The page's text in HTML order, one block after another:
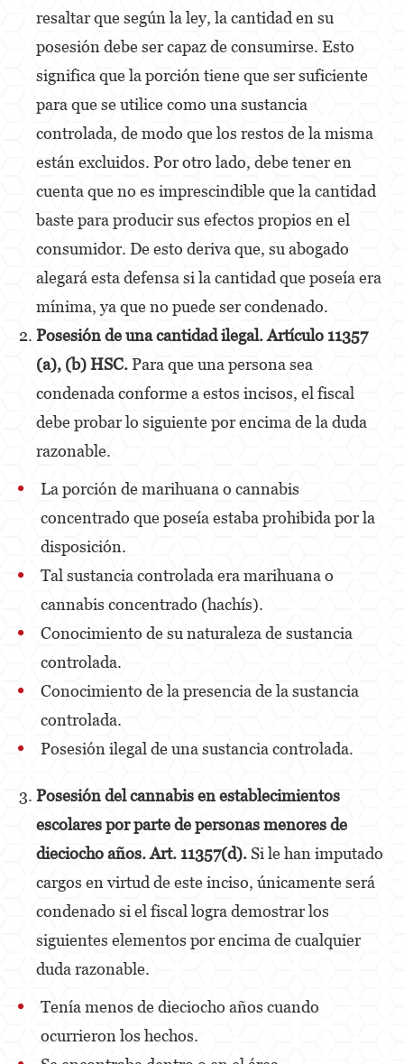
Sex Crimes
Child Molestation
Child Pornography
Forcible Sexual Penetration
Prostitution & Solicitation
Rape
Theft Crimes
Burglary
Shoplifting
Grand Theft Auto
Attempted Murder
Involuntary Manslaughter
Kidnapping
Manslaughter
Murder
Voluntary Manslaughter
Gang Enhancement
White Collar Crimes
Forging Or Altering A Prescription
Identity Theft
Post Conviction Relief
resaltar que según la ley, la cantidad en su
posesión debe ser capaz de consumirse. Esto
significa que la porción tiene que ser suficiente
para que se utilice como una sustancia
controlada, de modo que los restos de la misma
están excluidos. Por otro lado, debe tener en
cuenta que no es imprescindible que la cantidad
baste para producir sus efectos propios en el
consumidor. De esto deriva que, su abogado
alegará esta defensa si la cantidad que poseía era
mínima, ya que no puede ser condenado.
Posesión de una cantidad ilegal. Artículo 11357
(a), (b) HSC.Para que una persona sea
condenada conforme a estos incisos, el fiscal
debe probar lo siguiente por encima de la duda
razonable.
La porción de marihuana o cannabis
concentrado que poseía estaba prohibida por la
disposición.
Tal sustancia controlada era marihuana o
cannabis concentrado (hachís).
Conocimiento de su naturaleza de sustancia
controlada.
Conocimiento de la presencia de la sustancia
controlada.
Posesión ilegal de una sustancia controlada.
Posesión delcannabis en establecimientos
escolares por parte de personas menores de
dieciocho años. Art. 11357(d).Si le han imputado
cargos en virtud de este inciso, únicamente será
condenado si el fiscal logra demostrar los
siguientes elementos por encima de cualquier
duda razonable.
Tenía menos de dieciocho años cuando
ocurrieron los hechos.